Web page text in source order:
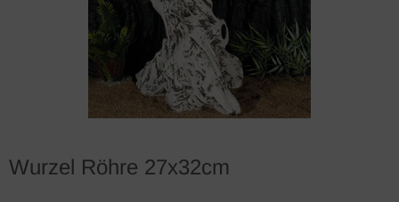
Wurzel Röhre 27x32cm